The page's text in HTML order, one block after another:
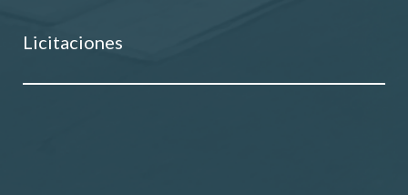
Licitaciones